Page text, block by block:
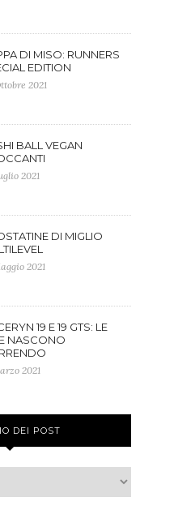
DI MISO: RUNNERS
EDITION
2021
BALL VEGAN
2021
DI MIGLIO
2021
19 E 19 GTS: LE
NASCONO
2021
DEI POST